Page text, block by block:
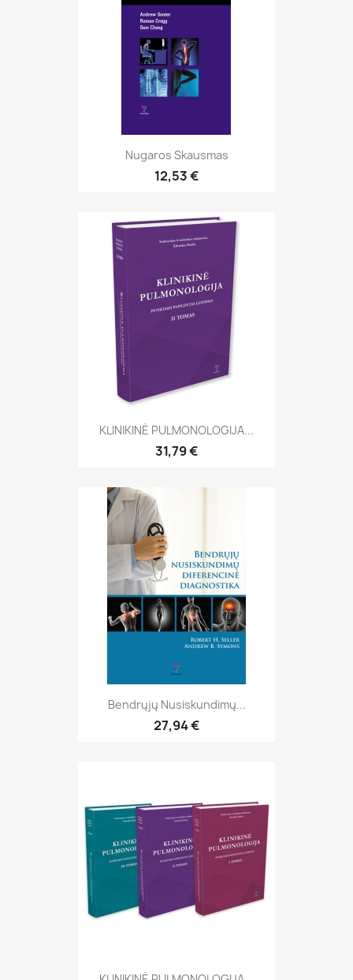
Nugaros Skausmas
12,53 €
KLINIKINĖ PULMONOLOGIJA...
31,79 €
Bendrųjų Nusiskundimų...
27,94 €